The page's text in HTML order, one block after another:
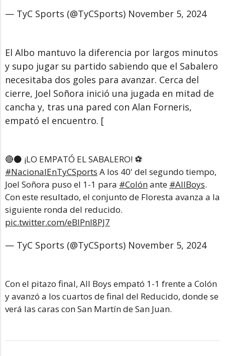
— TyC Sports (@TyCSports) November 5, 2024
El Albo mantuvo la diferencia por largos minutos
y supo jugar su partido sabiendo que el Sabalero
necesitaba dos goles para avanzar. Cerca del
cierre, Joel Soñora inició una jugada en mitad de
cancha y, tras una pared con Alan Forneris,
empató el encuentro. [
🔴⚫ ¡LO EMPATÓ EL SABALERO! ⚽
#NacionalEnTyCSports A los 40' del segundo tiempo,
Joel Soñora puso el 1-1 para #Colónante #AllBoys.
Con este resultado, el conjunto de Floresta avanza a la
siguiente ronda del reducido.
pic.twitter.com/eBlPnI8PJ7
— TyC Sports (@TyCSports) November 5, 2024
Con el pitazo final, All Boys empató 1-1 frente a Colón
y avanzó a los cuartos de final del Reducido, donde se
verá las caras con San Martín de San Juan.